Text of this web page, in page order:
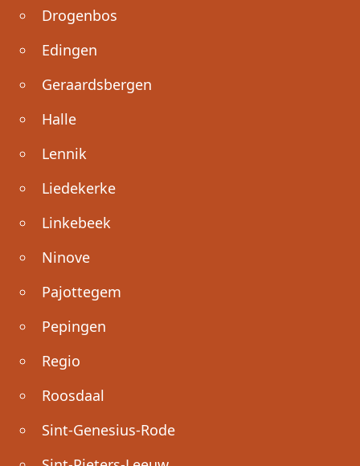
Drogenbos
Edingen
Geraardsbergen
Halle
Lennik
Liedekerke
Linkebeek
Ninove
Pajottegem
Pepingen
Regio
Roosdaal
Sint-Genesius-Rode